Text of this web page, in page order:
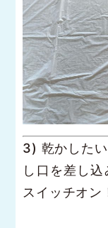
3) 乾かした
し口を差し
スイッチオン